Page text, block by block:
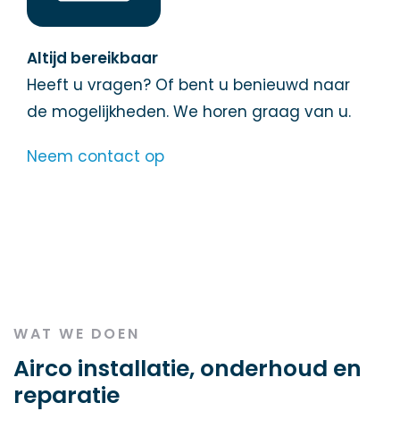
Altijd bereikbaar
Heeft u vragen? Of bent u benieuwd naar
de mogelijkheden. We horen graag van u.
Neem contact op
WAT WE DOEN
Airco installatie, onderhoud en
reparatie